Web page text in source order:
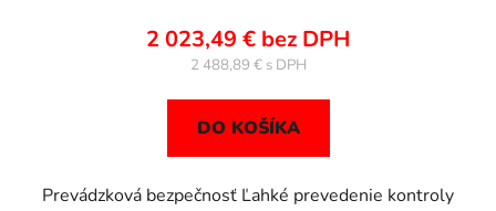
2 023,49 € bez DPH
2 488,89 €
DO KOŠÍKA
Prevádzková bezpečnosť Ľahké prevedenie kontroly